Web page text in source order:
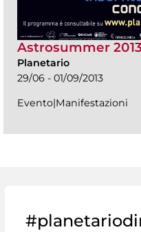
Astrosummer
Planetario
29/06 - 01/09/2013
Evento|Manifestazioni